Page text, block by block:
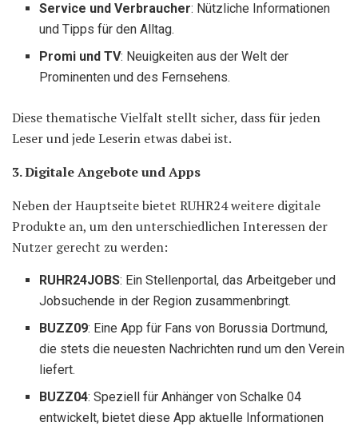
Service und Verbraucher: Nützliche Informationen
und Tipps für den Alltag.
Promi und TV: Neuigkeiten aus der Welt der
Prominenten und des Fernsehens.
Diese thematische Vielfalt stellt sicher, dass für jeden
Leser und jede Leserin etwas dabei ist.
3. Digitale Angebote und Apps
Neben der Hauptseite bietet RUHR24 weitere digitale
Produkte an, um den unterschiedlichen Interessen der
Nutzer gerecht zu werden:
RUHR24JOBS: Ein Stellenportal, das Arbeitgeber und
Jobsuchende in der Region zusammenbringt.
BUZZ09: Eine App für Fans von Borussia Dortmund,
die stets die neuesten Nachrichten rund um den Verein
liefert.
BUZZ04: Speziell für Anhänger von Schalke 04
entwickelt, bietet diese App aktuelle Informationen